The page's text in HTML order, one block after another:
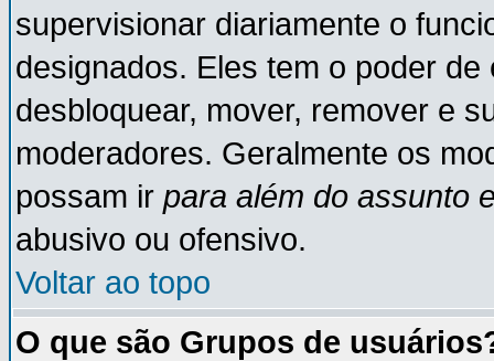
supervisionar diariamente o
designados. Eles tem o poder
desbloquear, mover, remover e
moderadores. Geralmente os
possam ir para além do assunto
abusivo ou ofensivo.
Voltar ao topo
O que são Grupos de